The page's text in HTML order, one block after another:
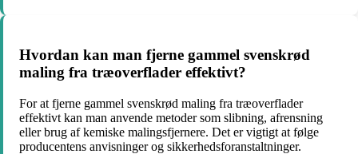
Hvordan kan man fjerne gammel svenskrød
maling fra træoverflader effektivt?
For at fjerne gammel svenskrød maling fra træoverflader
effektivt kan man anvende metoder som slibning, afrensning
eller brug af kemiske malingsfjernere. Det er vigtigt at følge
producentens anvisninger og sikkerhedsforanstaltninger.